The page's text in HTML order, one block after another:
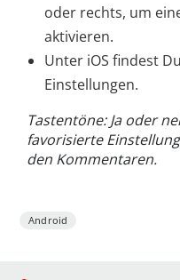
oder rechts, um
aktivieren.
Unter iOS findest
Einstellungen.
Tastentöne: Ja oder
favorisierte
den Kommentaren.
Android